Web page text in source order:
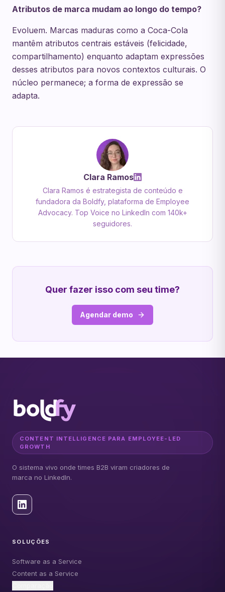
Atributos de marca mudam ao longo do tempo?
Evoluem. Marcas maduras como a Coca-Cola
mantêm atributos centrais estáveis (felicidade,
compartilhamento) enquanto adaptam expressões
desses atributos para novos contextos culturais. O
núcleo permanece; a forma de expressão se
adapta.
Clara Ramos
Clara Ramos é estrategista de conteúdo e
fundadora da Boldfy, plataforma de Employee
Advocacy. Top Voice no LinkedIn com 140k+
seguidores.
Quer fazer isso com seu time?
Agendar demo
CONTENT INTELLIGENCE PARA EMPLOYEE-LED
GROWTH
O sistema vivo onde times B2B viram criadores de
marca no LinkedIn.
SOLUÇÕES
Software as a Service
Content as a Service